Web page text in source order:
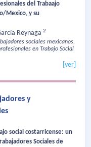
del Trabaajo
Mexico, y su
Reynaga 2
sociales mexicanos,
en Trabajo Social
[ver]
y
social costarricense: un
Sociales de